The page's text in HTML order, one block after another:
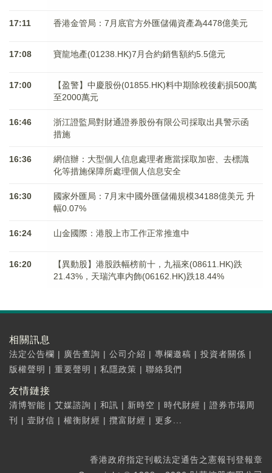
17:11 香港金管局：7月底官方外匯儲備資產為4478億美元
17:08 寶龍地產(01238.HK)7月合約銷售額約5.5億元
17:00
【盈警】中慶股份(01855.HK)料中期除稅後虧損500萬
至2000萬元
16:46
浙江證監局對財通證券股份有限公司採取出具警示函
措施
16:36
網信辦：大型個人信息處理者應當採取加密、去標識
化等措施保障所處理個人信息安全
16:30
國家外匯局：7月末中國外匯儲備規模34188億美元 升
幅0.07%
16:24 山金國際：港股上市工作正常推進中
16:20
【異動股】港股跌幅榜前十，九福來(08611.HK)跌
21.43%，天瑞汽車内飾(06162.HK)跌18.44%
相關訊息
法定公告欄 | 廣告查詢 | 公司介紹 | 專欄邀稿 | 投資者關係 |
版權聲明 | 重要聲明 | 私隱政策 | 聯絡我們
友情鏈接
清博智能 | 艾媒諮詢 | 和訊 | 新時空 | 時代財經 | 證券市場周
刊
| 壹財信 | 權衡財經 | 攬富財經 | 更多...
香港政府指定刊載法定通告之憲報刊登報章